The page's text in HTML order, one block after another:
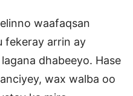
waafaqsan
fekeray arrin ay
dhabeeyo. Hase
wax walba oo